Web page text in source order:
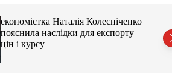
о
л
ь
економістка Наталія Колесніченко
пояснила наслідки для експорту
цін і курсу